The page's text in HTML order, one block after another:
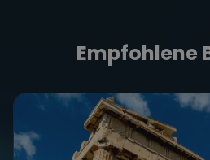
Empfohlene